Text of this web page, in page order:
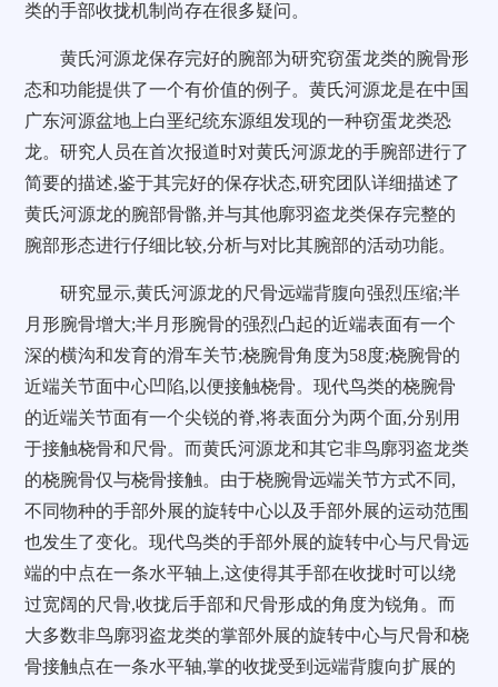
类的手部收拢机制尚存在很多疑问。
黄氏河源龙保存完好的腕部为研究窃蛋龙类的腕骨形
态和功能提供了一个有价值的例子。黄氏河源龙是在中国
广东河源盆地上白垩纪统东源组发现的一种窃蛋龙类恐
龙。研究人员在首次报道时对黄氏河源龙的手腕部进行了
简要的描述,鉴于其完好的保存状态,研究团队详细描述了
黄氏河源龙的腕部骨骼,并与其他廓羽盗龙类保存完整的
腕部形态进行仔细比较,分析与对比其腕部的活动功能。
研究显示,黄氏河源龙的尺骨远端背腹向强烈压缩;半
月形腕骨增大;半月形腕骨的强烈凸起的近端表面有一个
深的横沟和发育的滑车关节;桡腕骨角度为58度;桡腕骨的
近端关节面中心凹陷,以便接触桡骨。现代鸟类的桡腕骨
的近端关节面有一个尖锐的脊,将表面分为两个面,分别用
于接触桡骨和尺骨。而黄氏河源龙和其它非鸟廓羽盗龙类
的桡腕骨仅与桡骨接触。由于桡腕骨远端关节方式不同,
不同物种的手部外展的旋转中心以及手部外展的运动范围
也发生了变化。现代鸟类的手部外展的旋转中心与尺骨远
端的中点在一条水平轴上,这使得其手部在收拢时可以绕
过宽阔的尺骨,收拢后手部和尺骨形成的角度为锐角。而
大多数非鸟廓羽盗龙类的掌部外展的旋转中心与尺骨和桡
骨接触点在一条水平轴,掌的收拢受到远端背腹向扩展的